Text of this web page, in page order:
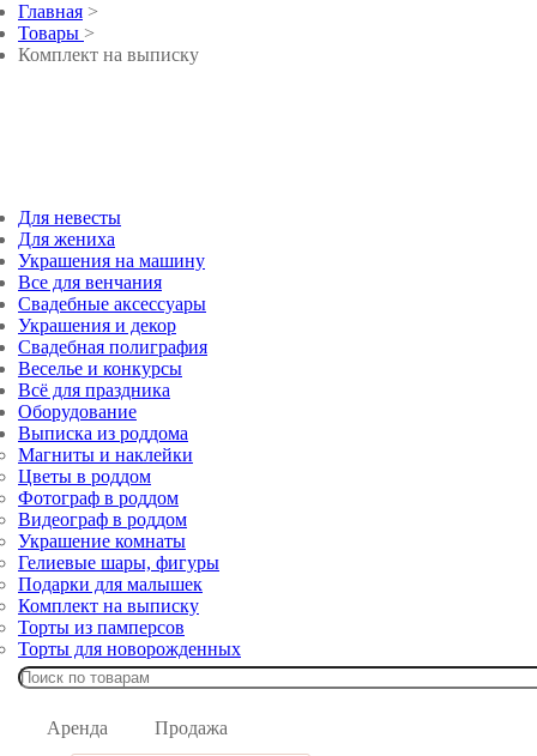
Главная >
Товары >
Комплект на выписку
Для невесты
Для жениха
Украшения на машину
Все для венчания
Свадебные аксессуары
Украшения и декор
Свадебная полиграфия
Веселье и конкурсы
Всё для праздника
Оборудование
Выписка из роддома
Магниты и наклейки
Цветы в роддом
Фотограф в роддом
Видеограф в роддом
Украшение комнаты
Гелиевые шары, фигуры
Подарки для малышек
Комплект на выписку
Торты из памперсов
Торты для новорожденных
Аренда Продажа